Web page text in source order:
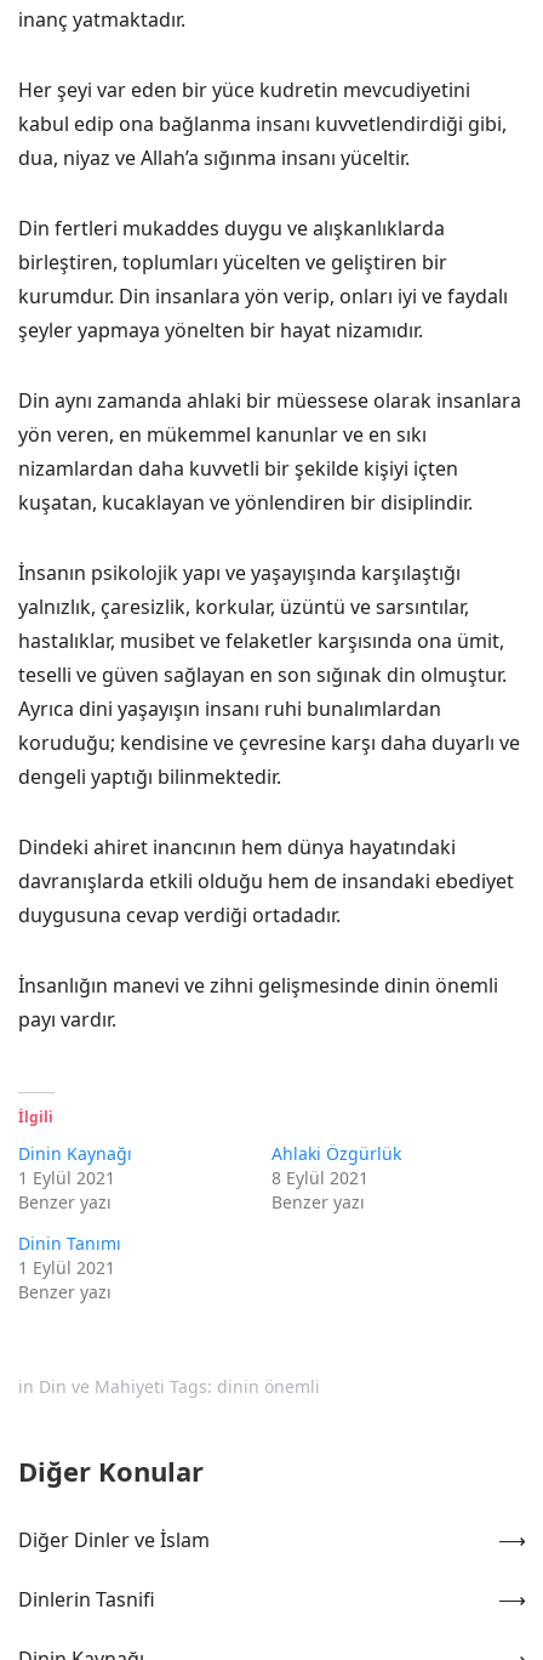
inanç yatmaktadır.
Her şeyi var eden bir yüce kudretin mevcudiyetini
kabul edip ona bağlanma insanı kuvvetlendirdiği gibi,
dua, niyaz ve Allah’a sığınma insanı yüceltir.
Din fertleri mukaddes duygu ve alışkanlıklarda
birleştiren, toplumları yücelten ve geliştiren bir
kurumdur. Din insanlara yön verip, onları iyi ve faydalı
şeyler yapmaya yönelten bir hayat nizamıdır.
Din aynı zamanda ahlaki bir müessese olarak insanlara
yön veren, en mükemmel kanunlar ve en sıkı
nizamlardan daha kuvvetli bir şekilde kişiyi içten
kuşatan, kucaklayan ve yönlendiren bir disiplindir.
İnsanın psikolojik yapı ve yaşayışında karşılaştığı
yalnızlık, çaresizlik, korkular, üzüntü ve sarsıntılar,
hastalıklar, musibet ve felaketler karşısında ona ümit,
teselli ve güven sağlayan en son sığınak din olmuştur.
Ayrıca dini yaşayışın insanı ruhi bunalımlardan
koruduğu; kendisine ve çevresine karşı daha duyarlı ve
dengeli yaptığı bilinmektedir.
Dindeki ahiret inancının hem dünya hayatındaki
davranışlarda etkili olduğu hem de insandaki ebediyet
duygusuna cevap verdiği ortadadır.
İnsanlığın manevi ve zihni gelişmesinde dinin önemli
payı vardır.
İlgili
Dinin Kaynağı
1 Eylül 2021
Benzer yazı
Ahlaki Özgürlük
8 Eylül 2021
Benzer yazı
Dinin Tanımı
1 Eylül 2021
Benzer yazı
in Din ve Mahiyeti Tags: dinin önemli
Diğer Konular
Diğer Dinler ve İslam
Dinlerin Tasnifi